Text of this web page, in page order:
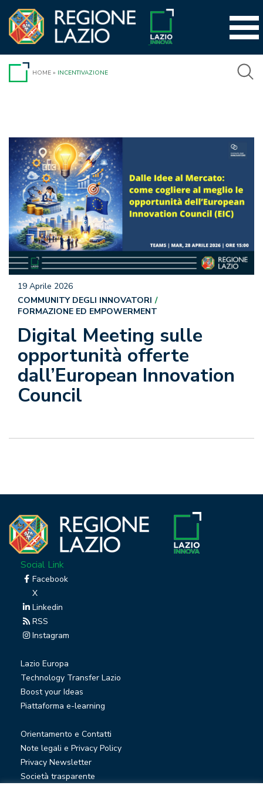
contenuto
HOME » INCENTIVAZIONE
Digital Meeting sulle
opportunità offerte
dall’European Innovation
Council
19 Aprile 2026
COMMUNITY DEGLI INNOVATORI
FORMAZIONE ED EMPOWERMENT
Social Link
Facebook
X
Linkedin
RSS
Instagram
Lazio Europa
Technology Transfer Lazio
Boost your Ideas
Piattaforma e-learning
Orientamento e Contatti
Note legali e Privacy Policy
Privacy Newsletter
Società trasparente